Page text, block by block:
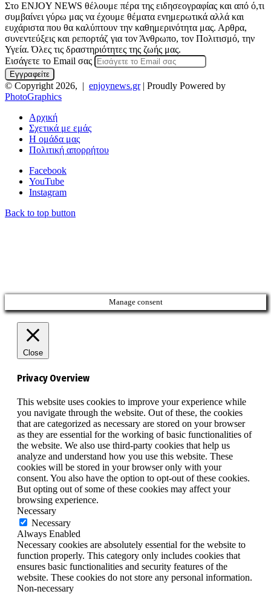
Στο ENJOY NEWS θέλουμε πέρα της ειδησεογραφίας και από ό,τι
συμβαίνει γύρω μας να έχουμε θέματα ενημερωτικά αλλά και
ευχάριστα που θα καλύπτουν την καθημερινότητα μας. Αρθρα,
συνεντεύξεις και ρεπορτάζ για τον Άνθρωπο, τον Πολιτισμό, την
Υγεία. Όλες τις δραστηριότητες της ζωής μας.
Εισάγετε το Email σας
© Copyright 2026, | enjoynews.gr| Proudly Powered by
PhotoGraphics
Αρχική
Σχετικά με εμάς
Η ομάδα μας
Πολιτική απορρήτου
Facebook
YouTube
Instagram
Back to top button
Manage consent
Close
Privacy Overview
This website uses cookies to improve your experience while
you navigate through the website. Out of these, the cookies
that are categorized as necessary are stored on your browser
as they are essential for the working of basic functionalities of
the website. We also use third-party cookies that help us
analyze and understand how you use this website. These
cookies will be stored in your browser only with your
consent. You also have the option to opt-out of these cookies.
But opting out of some of these cookies may affect your
browsing experience.
Necessary
Necessary
Always Enabled
Necessary cookies are absolutely essential for the website to
function properly. This category only includes cookies that
ensures basic functionalities and security features of the
website. These cookies do not store any personal information.
Non-necessary